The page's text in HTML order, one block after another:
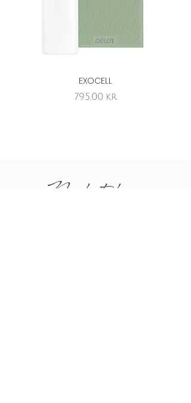
EXOCELL
Pris
795,00 kr
Nyhetsbrev